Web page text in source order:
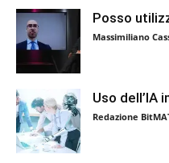
Posso
Massimiliano
Uso dell’IA
Redazione